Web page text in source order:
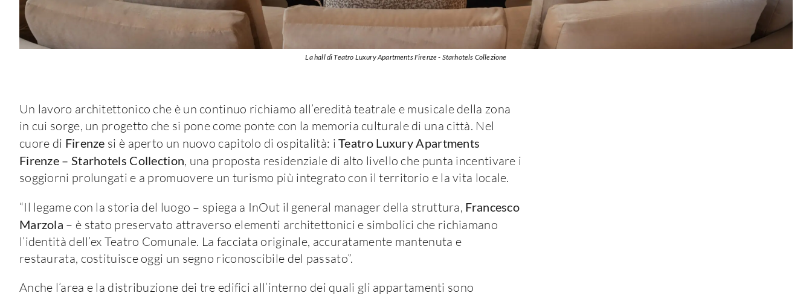
La hall di Teatro Luxury Apartments Firenze - Starhotels Collezione
Un lavoro architettonico che è un continuo richiamo all’eredità teatrale e musicale della zona
in cui sorge, un progetto che si pone come ponte con la memoria culturale di una città. Nel
cuore di Firenze si è aperto un nuovo capitolo di ospitalità: iTeatro Luxury Apartments
Firenze – Starhotels Collection, una proposta residenziale di alto livello che punta incentivare i
soggiorni prolungati e a promuovere un turismo più integrato con il territorio e la vita locale.
“Il legame con la storia del luogo – spiega a InOut il general manager della struttura, Francesco
Marzola – è stato preservato attraverso elementi architettonici e simbolici che richiamano
l’identità dell’ex Teatro Comunale. La facciata originale, accuratamente mantenuta e
restaurata, costituisce oggi un segno riconoscibile del passato”.
Anche l’area e la distribuzione dei tre edifici all’interno dei quali gli appartamenti sono